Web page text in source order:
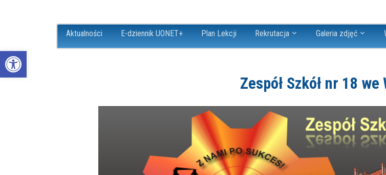
Open toolbar
Aktualności E-dziennik UONET+ Plan Lekcji Rekrutacja Galeria zdjęć
Zespół Szkół nr 18 we